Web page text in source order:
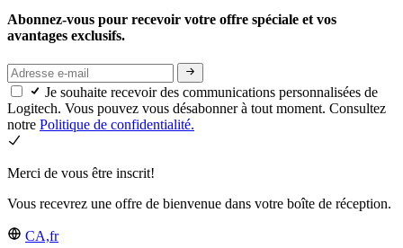
Abonnez-vous pour recevoir votre offre spéciale et vos
avantages exclusifs.
Je souhaite recevoir des communications personnalisées de
Logitech. Vous pouvez vous désabonner à tout moment. Consultez
notre Politique de confidentialité.
Merci de vous être inscrit!
Vous recevrez une offre de bienvenue dans votre boîte de réception.
CA,fr